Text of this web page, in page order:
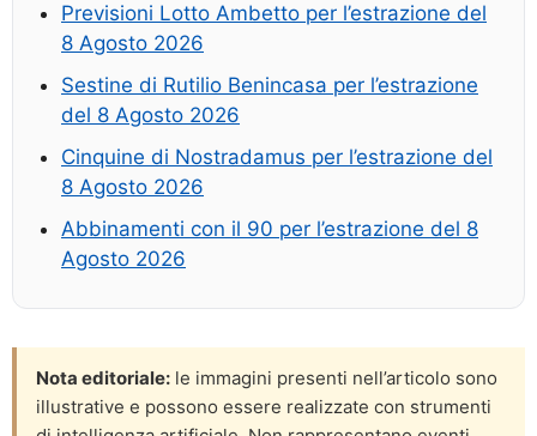
Previsioni Lotto Ambetto per l’estrazione del
8 Agosto 2026
Sestine di Rutilio Benincasa per l’estrazione
del 8 Agosto 2026
Cinquine di Nostradamus per l’estrazione del
8 Agosto 2026
Abbinamenti con il 90 per l’estrazione del 8
Agosto 2026
Nota editoriale: le immagini presenti nell’articolo sono
illustrative e possono essere realizzate con strumenti